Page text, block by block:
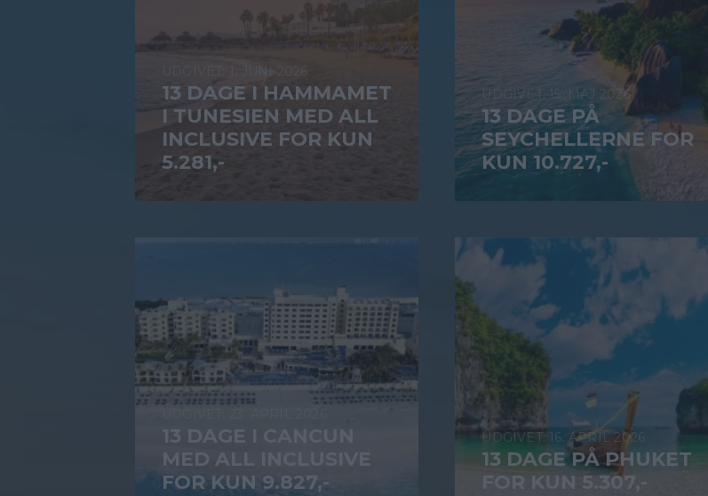
1. JUNI 2026
13 DAGE I HAMMAMET
I TUNESIEN MED ALL
INCLUSIVE FOR KUN
5.281,-
15. MAJ 2026
13 DAGE PÅ
SEYCHELLERNE FOR
KUN 10.727,-
MED ALL INCLUSIVE
FOR KUN 9.827,-
16. APRIL 2026
13 DAGE PÅ PHUKET
FOR KUN 5.307,-